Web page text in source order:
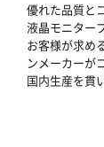
優れた品質と
液晶モニター
お客様が求め
ンメーカーが
国内生産を貫